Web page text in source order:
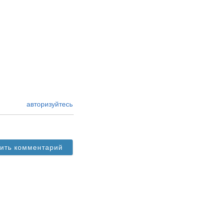
авторизуйтесь